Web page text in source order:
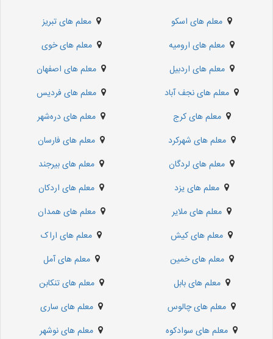
معلم های اسکو
معلم های تبریز
معلم های ارومیه
معلم های خوی
معلم های اردبیل
معلم های اصفهان
معلم های نجف‌ آباد
معلم های فردیس
معلم های کرج
معلم های دره‌شهر
معلم های شهرکرد
معلم های فارسان
معلم های لردگان
معلم های بیرجند
معلم های یزد
معلم های اردکان
معلم های ملایر
معلم های همدان
معلم های کیش
معلم های اراک
معلم های خمین
معلم های آمل
معلم های بابل
معلم های تنکابن
معلم های چالوس
معلم های ساری
معلم های سوادکوه
معلم های نوشهر